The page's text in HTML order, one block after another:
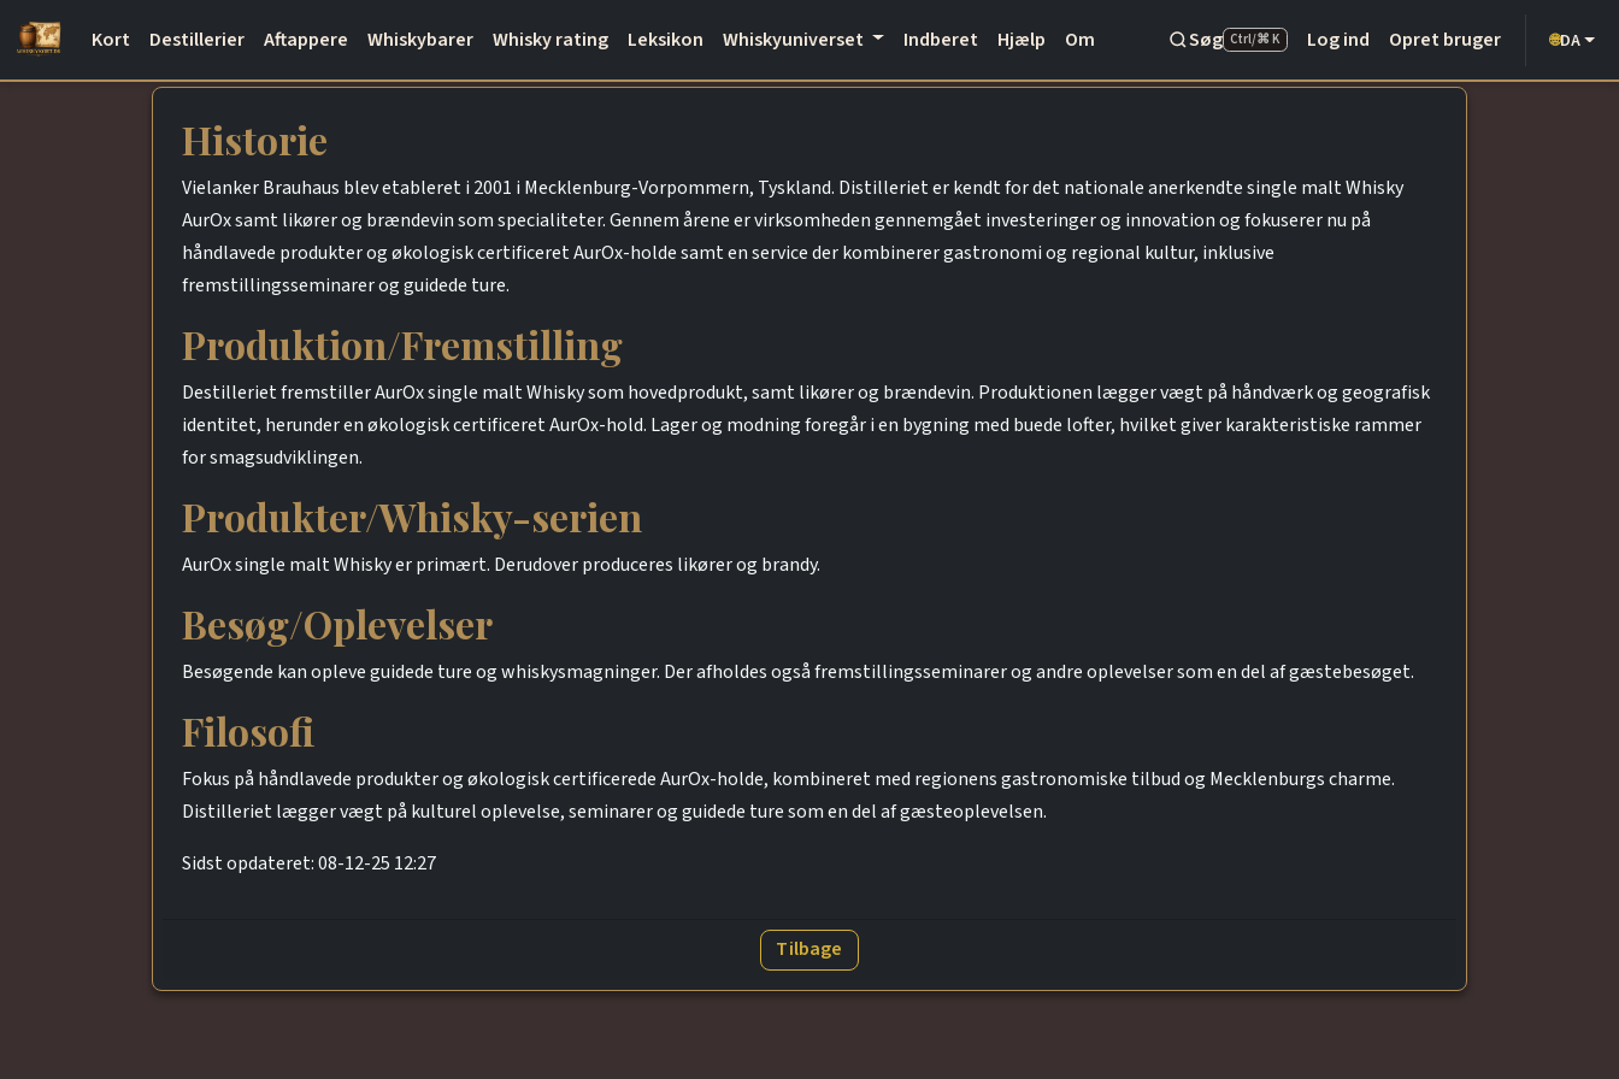
Kort Destillerier Aftappere Whiskybarer Whisky rating Leksikon Whiskyuniverset Indberet Hjælp Om Søg Ctrl/⌘ K Log ind Opret bruger 🌐DA
Historie
Vielanker Brauhaus blev etableret i 2001 i Mecklenburg-Vorpommern, Tyskland. Distilleriet er kendt for det nationale anerkendte single malt Whisky
AurOx samt likører og brændevin som specialiteter. Gennem årene er virksomheden gennemgået investeringer og innovation og fokuserer nu på
håndlavede produkter og økologisk certificeret AurOx-holde samt en service der kombinerer gastronomi og regional kultur, inklusive
fremstillingsseminarer og guidede ture.
Produktion/Fremstilling
Destilleriet fremstiller AurOx single malt Whisky som hovedprodukt, samt likører og brændevin. Produktionen lægger vægt på håndværk og geografisk
identitet, herunder en økologisk certificeret AurOx-hold. Lager og modning foregår i en bygning med buede lofter, hvilket giver karakteristiske rammer
for smagsudviklingen.
Produkter/Whisky-serien
AurOx single malt Whisky er primært. Derudover produceres likører og brandy.
Besøg/Oplevelser
Besøgende kan opleve guidede ture og whiskysmagninger. Der afholdes også fremstillingsseminarer og andre oplevelser som en del af gæstebesøget.
Filosofi
Fokus på håndlavede produkter og økologisk certificerede AurOx-holde, kombineret med regionens gastronomiske tilbud og Mecklenburgs charme.
Distilleriet lægger vægt på kulturel oplevelse, seminarer og guidede ture som en del af gæsteoplevelsen.
Sidst opdateret: 08-12-25 12:27
Tilbage